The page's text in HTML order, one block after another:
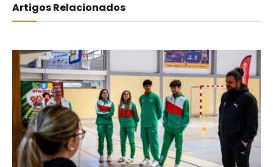
Artigos Relacionados